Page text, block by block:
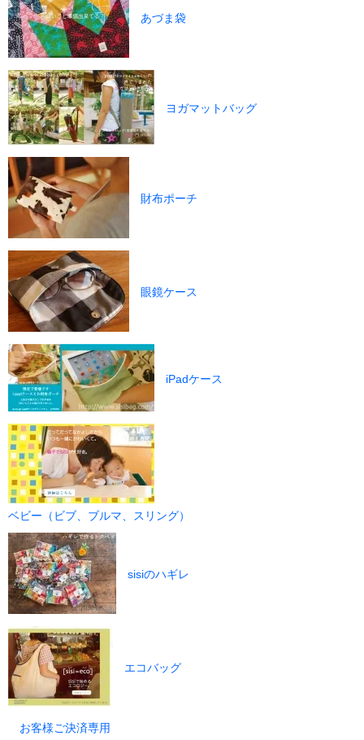
あづま袋
ヨガマットバッグ
財布ポーチ
眼鏡ケース
iPadケース
ベビー（ビブ、ブルマ、スリング）
sisiのハギレ
エコバッグ
お客様ご決済専用